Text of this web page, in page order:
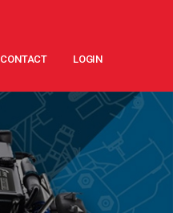
CONTACT LOGIN